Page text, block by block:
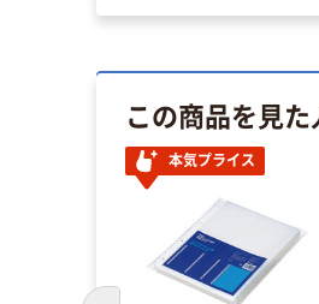
この商品を見
本気プライス